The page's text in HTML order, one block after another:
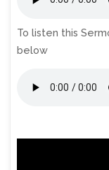
To listen this
below